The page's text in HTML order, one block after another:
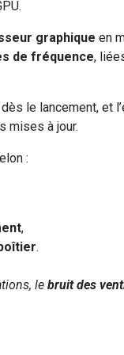
graphique en
de fréquence,
le lancement, et
mises à jour.
:
,
.
le bruit des